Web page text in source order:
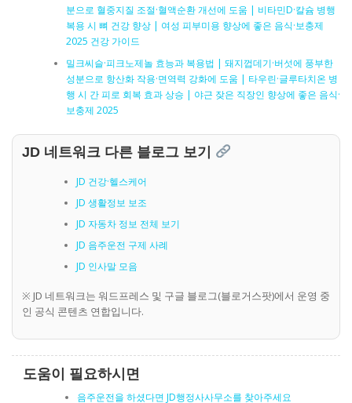
분으로 혈중지질 조절·혈액순환 개선에 도움 | 비타민D·칼슘 병행
복용 시 뼈 건강 향상 | 여성 피부미용 향상에 좋은 음식·보충제
2025 건강 가이드
밀크씨슬·피크노제놀 효능과 복용법 | 돼지껍데기·버섯에 풍부한
성분으로 항산화 작용·면역력 강화에 도움 | 타우린·글루타치온 병
행 시 간 피로 회복 효과 상승 | 야근 잦은 직장인 향상에 좋은 음식·
보충제 2025
JD 네트워크 다른 블로그 보기
JD 건강·헬스케어
JD 생활정보 보조
JD 자동차 정보 전체 보기
JD 음주운전 구제 사례
JD 인사말 모음
※ JD 네트워크는 워드프레스 및 구글 블로그(블로거스팟)에서 운영 중
인 공식 콘텐츠 연합입니다.
도움이 필요하시면
음주운전을 하셨다면 JD행정사사무소를 찾아주세요